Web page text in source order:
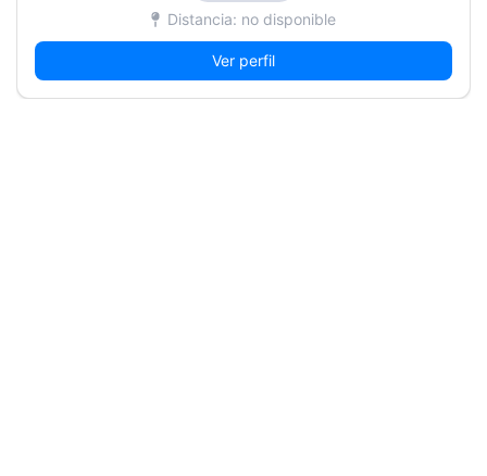
Distancia: no disponible
Ver perfil